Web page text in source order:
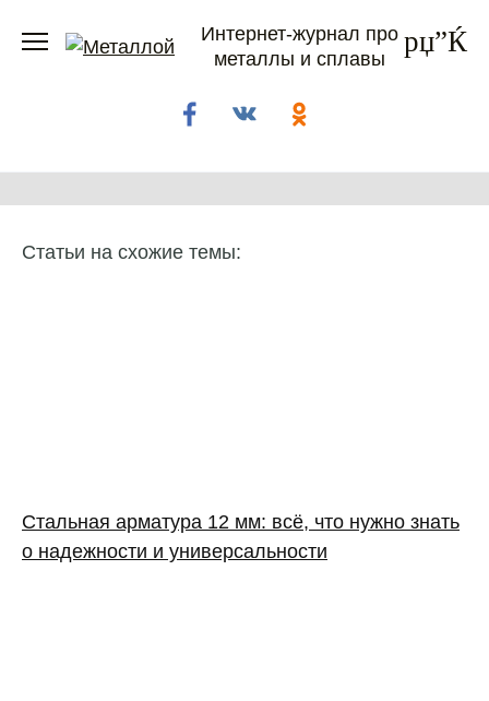
Интернет-журнал про
металлы и сплавы
Статьи на схожие темы:
Стальная арматура 12 мм: всё, что нужно знать
о надежности и универсальности